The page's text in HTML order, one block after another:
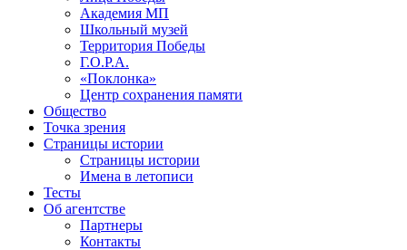
Академия МП
Школьный музей
Территория Победы
Г.О.Р.А.
«Поклонка»
Центр сохранения памяти
Общество
Точка зрения
Страницы истории
Страницы истории
Имена в летописи
Тесты
Об агентстве
Партнеры
Контакты